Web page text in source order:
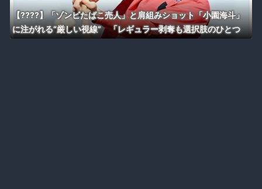
【????】「ゾンビたばこ売人」と肩組みショット「小園海斗」
に注がれる“厳しい視線” 「レギュラー剥奪も選択肢のひとつ